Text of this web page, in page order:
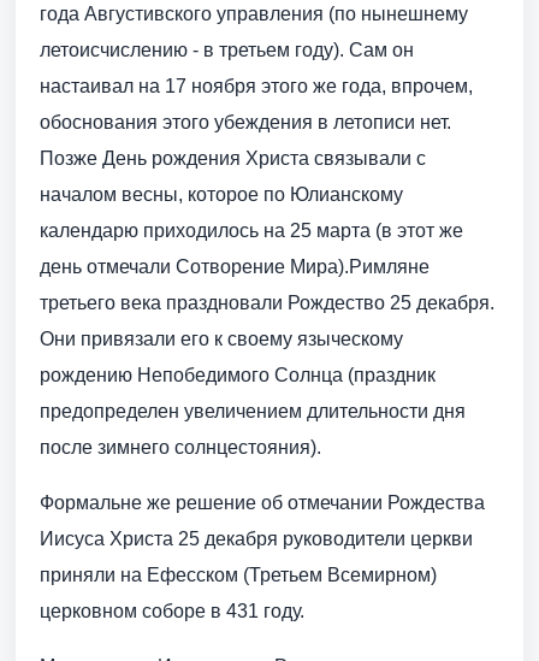
года Августивского управления (по нынешнему
летоисчислению - в третьем году). Сам он
настаивал на 17 ноября этого же года, впрочем,
обоснования этого убеждения в летописи нет.
Позже День рождения Христа связывали с
началом весны, которое по Юлианскому
календарю приходилось на 25 марта (в этот же
день отмечали Сотворение Мира).Римляне
третьего века праздновали Рождество 25 декабря.
Они привязали его к своему языческому
рождению Непобедимого Солнца (праздник
предопределен увеличением длительности дня
после зимнего солнцестояния).
Формальне же решение об отмечании Рождества
Иисуса Христа 25 декабря руководители церкви
приняли на Ефесском (Третьем Всемирном)
церковном соборе в 431 году.